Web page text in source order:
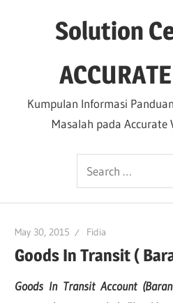
Solution
Kumpulan Informasi
Masalah pada Accurate
Search
for:
May 30, 2015 Fidia
Goods In Transit (
Goods In Transit Account